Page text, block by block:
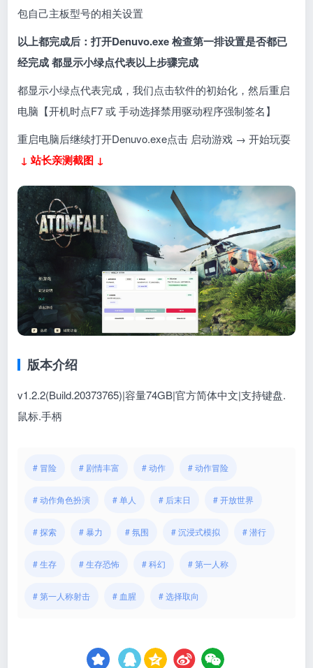
包自己主板型号的相关设置
以上都完成后：打开Denuvo.exe 检查第一排设置是否都已
经完成 都显示小绿点代表以上步骤完成
都显示小绿点代表完成，我们点击软件的初始化，然后重启
电脑【开机时点F7 或 手动选择禁用驱动程序强制签名】
重启电脑后继续打开Denuvo.exe点击 启动游戏 → 开始玩耍
↓ 站长亲测截图 ↓
版本介绍
v1.2.2(Build.20373765)|容量74GB|官方简体中文|支持键盘.
鼠标.手柄
# 冒险 # 剧情丰富 # 动作 # 动作冒险
# 动作角色扮演 # 单人 # 后末日 # 开放世界
# 探索 # 暴力 # 氛围 # 沉浸式模拟 # 潜行
# 生存 # 生存恐怖 # 科幻 # 第一人称
# 第一人称射击 # 血腥 # 选择取向